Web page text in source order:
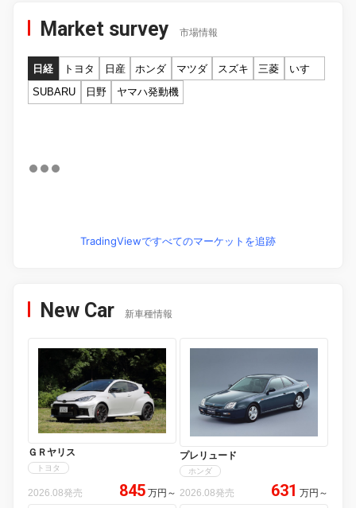
Market survey 市場情報
日経 トヨタ 日産 ホンダ マツダ スズキ 三菱
いすゞ
SUBARU
日野 ヤマハ発動機
TradingViewですべてのマーケットを追跡
New Car 新車種情報
ＧＲヤリス
トヨタ
2026.08発売 845 万円 ～
プレリュード
ホンダ
2026.08発売 631 万円 ～